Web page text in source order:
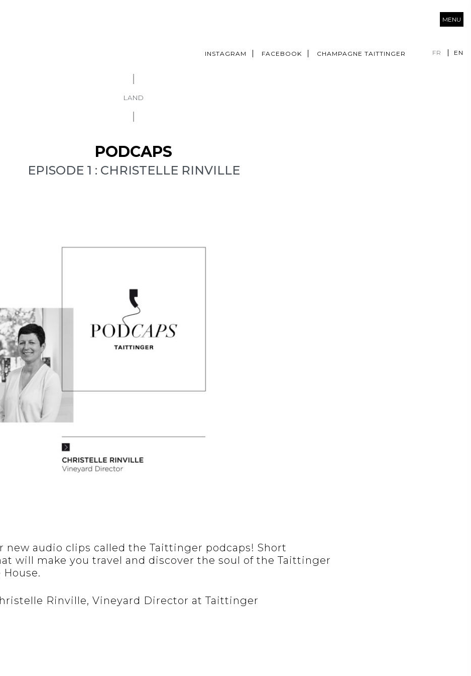
INSTAGRAM FACEBOOK CHAMPAGNE TAITTINGER FR EN
MENU
LAND
PODCAPS
EPISODE 1 : CHRISTELLE RINVILLE
new audio clips called the Taittinger podcaps! Short
will make you travel and discover the soul of the Taittinger
Rinville, Vineyard Director at Taittinger